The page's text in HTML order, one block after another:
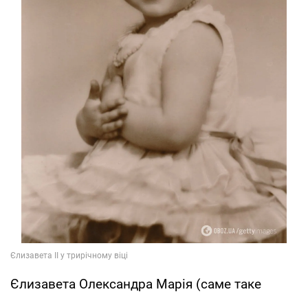
Єлизавета Олександра Марія (саме таке